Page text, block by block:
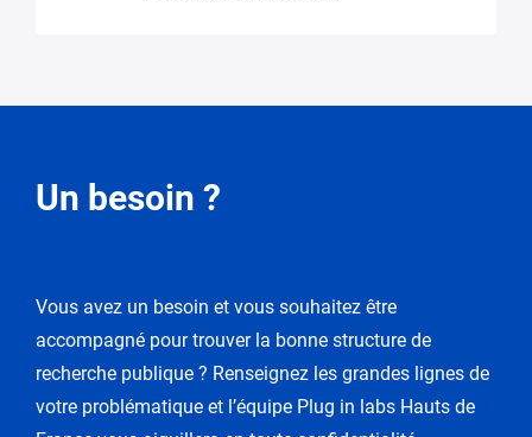
de
Vous
entrez
dans
le
mode
Un besoin ?
Vous avez un besoin et vous souhaitez être
accompagné pour trouver la bonne structure de
recherche publique ? Renseignez les grandes lignes de
votre problématique et l’équipe Plug in labs Hauts de